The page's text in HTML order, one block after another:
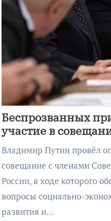
Беспрозванных
участие в
под руководством
Владимир Путин провёл
совещание с членами
России, в ходе которого
вопросы социально-
развития и…